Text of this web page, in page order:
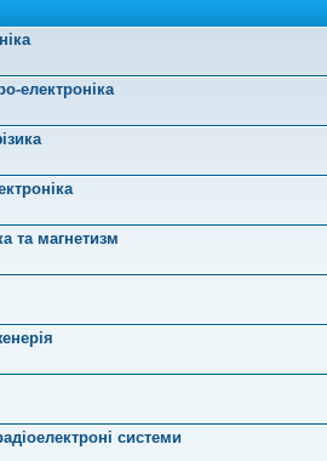
електроніка
та магнетизм
системи